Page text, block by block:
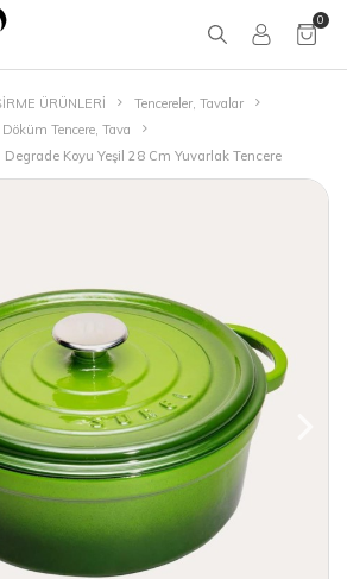
0
ÜRÜNLERİ
Tencereler, Tavalar
Döküm Tencere, Tava
Koyu Yeşil 28 Cm Yuvarlak Tencere